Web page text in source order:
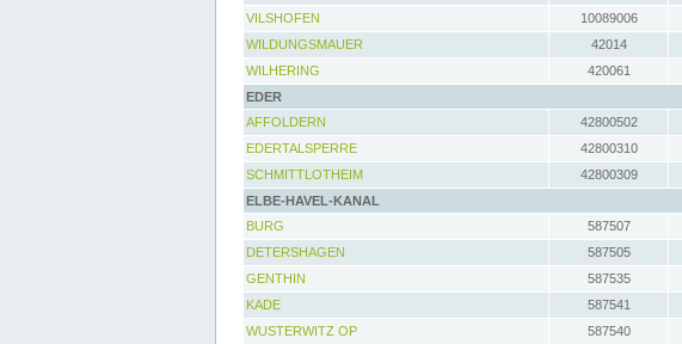
VILSHOFEN
10089006
WILDUNGSMAUER
42014
WILHERING
420061
EDER
AFFOLDERN
42800502
EDERTALSPERRE
42800310
SCHMITTLOTHEIM
42800309
ELBE-HAVEL-KANAL
BURG
587507
DETERSHAGEN
587505
GENTHIN
587535
KADE
587541
WUSTERWITZ OP
587540